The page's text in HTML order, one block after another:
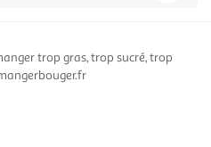
trop gras, trop sucré, trop